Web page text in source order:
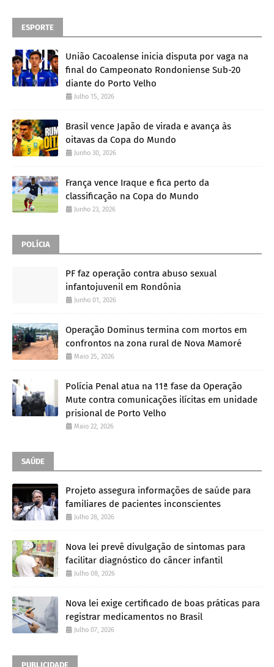
ESPORTE
União Cacoalense inicia disputa por vaga na
final do Campeonato Rondoniense Sub-20
diante do Porto Velho
Julho 15, 2026
Brasil vence Japão de virada e avança às
oitavas da Copa do Mundo
Junho 30, 2026
França vence Iraque e fica perto da
classificação na Copa do Mundo
Junho 23, 2026
POLÍCIA
PF faz operação contra abuso sexual
infantojuvenil em Rondônia
Junho 01, 2026
Operação Dominus termina com mortos em
confrontos na zona rural de Nova Mamoré
Maio 25, 2026
Polícia Penal atua na 11ª fase da Operação
Mute contra comunicações ilícitas em unidade
prisional de Porto Velho
Maio 22, 2026
SAÚDE
Projeto assegura informações de saúde para
familiares de pacientes inconscientes
Julho 28, 2026
Nova lei prevê divulgação de sintomas para
facilitar diagnóstico do câncer infantil
Julho 08, 2026
Nova lei exige certificado de boas práticas para
registrar medicamentos no Brasil
Julho 07, 2026
PUBLICIDADE